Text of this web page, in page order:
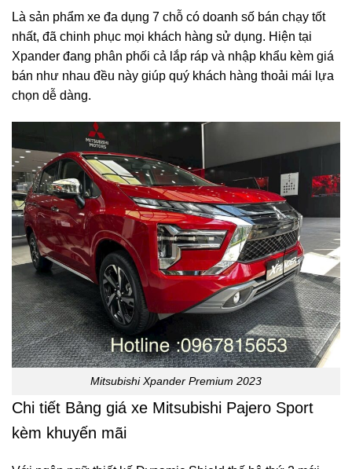
Là sản phẩm xe đa dụng 7 chỗ có doanh số bán chạy tốt
nhất, đã chinh phục mọi khách hàng sử dụng. Hiện tại
Xpander đang phân phối cả lắp ráp và nhập khẩu kèm giá
bán như nhau đều này giúp quý khách hàng thoải mái lựa
chọn dễ dàng.
Mitsubishi Xpander Premium 2023
Chi tiết Bảng giá xe Mitsubishi Pajero Sport
kèm khuyến mãi